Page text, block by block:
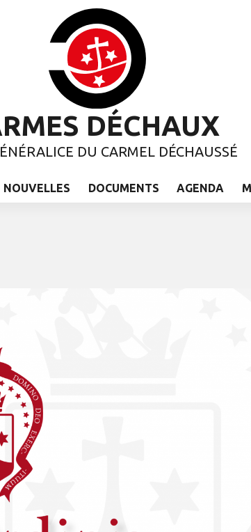
DÉCHAUX
DU CARMEL DÉCHAUSSÉ
NOUVELLES DOCUMENTS AGENDA